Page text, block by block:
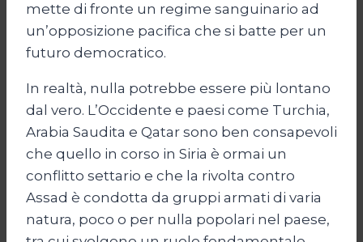
mette di fronte un regime sanguinario ad
un’opposizione pacifica che si batte per un
futuro democratico.
In realtà, nulla potrebbe essere più lontano
dal vero. L’Occidente e paesi come Turchia,
Arabia Saudita e Qatar sono ben consapevoli
che quello in corso in Siria è ormai un
conflitto settario e che la rivolta contro
Assad è condotta da gruppi armati di varia
natura, poco o per nulla popolari nel paese,